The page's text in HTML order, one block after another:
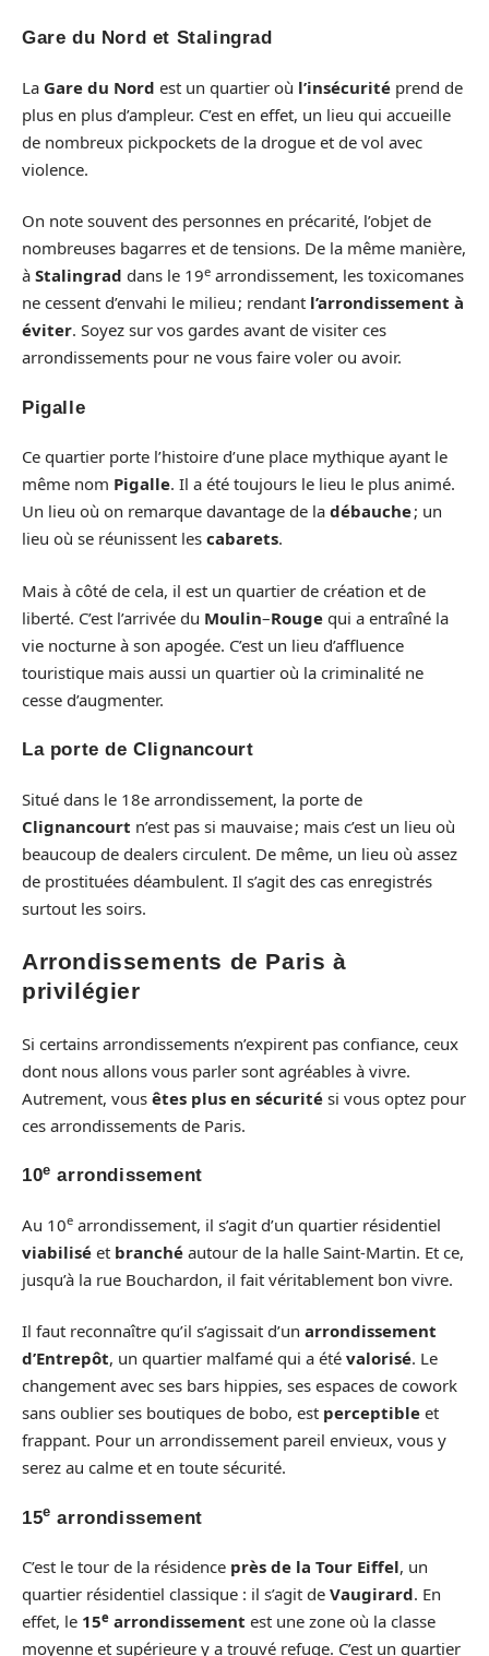
Gare du Nord et Stalingrad
La Gare du Nord est un quartier où l’insécurité prend de
plus en plus d’ampleur. C’est en effet, un lieu qui accueille
de nombreux pickpockets de la drogue et de vol avec
violence.
On note souvent des personnes en précarité, l’objet de
nombreuses bagarres et de tensions. De la même manière,
à Stalingrad dans le 19e arrondissement, les toxicomanes
ne cessent d’envahi le milieu ; rendant l’arrondissement à
éviter. Soyez sur vos gardes avant de visiter ces
arrondissements pour ne vous faire voler ou avoir.
Pigalle
Ce quartier porte l’histoire d’une place mythique ayant le
même nom Pigalle. Il a été toujours le lieu le plus animé.
Un lieu où on remarque davantage de la débauche; un
lieu où se réunissent les cabarets.
Mais à côté de cela, il est un quartier de création et de
liberté. C’est l’arrivée du Moulin–Rouge qui a entraîné la
vie nocturne à son apogée. C’est un lieu d’affluence
touristique mais aussi un quartier où la criminalité ne
cesse d’augmenter.
La porte de Clignancourt
Situé dans le 18e arrondissement, la porte de
Clignancourt n’est pas si mauvaise ; mais c’est un lieu où
beaucoup de dealers circulent. De même, un lieu où assez
de prostituées déambulent. Il s’agit des cas enregistrés
surtout les soirs.
Arrondissements de Paris à
privilégier
Si certains arrondissements n’expirent pas confiance, ceux
dont nous allons vous parler sont agréables à vivre.
Autrement, vous êtes plus en sécurité si vous optez pour
ces arrondissements de Paris.
10e arrondissement
Au 10e arrondissement, il s’agit d’un quartier résidentiel
viabilisé et branché autour de la halle Saint-Martin. Et ce,
jusqu’à la rue Bouchardon, il fait véritablement bon vivre.
Il faut reconnaître qu’il s’agissait d’un arrondissement
d’Entrepôt, un quartier malfamé qui a été valorisé. Le
changement avec ses bars hippies, ses espaces de cowork
sans oublier ses boutiques de bobo, est perceptible et
frappant. Pour un arrondissement pareil envieux, vous y
serez au calme et en toute sécurité.
15e arrondissement
C’est le tour de la résidence près de la Tour Eiffel, un
quartier résidentiel classique : il s’agit de Vaugirard. En
effet, le 15e arrondissement est une zone où la classe
moyenne et supérieure y a trouvé refuge. C’est un quartier